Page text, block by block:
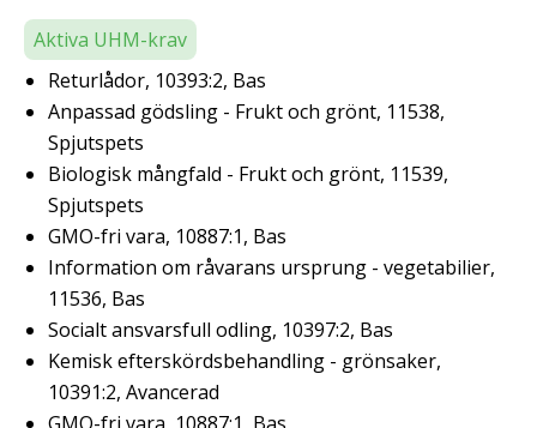
Aktiva UHM-krav
Returlådor, 10393:2, Bas
Anpassad gödsling - Frukt och grönt, 11538,
Spjutspets
Biologisk mångfald - Frukt och grönt, 11539,
Spjutspets
GMO-fri vara, 10887:1, Bas
Information om råvarans ursprung - vegetabilier,
11536, Bas
Socialt ansvarsfull odling, 10397:2, Bas
Kemisk efterskördsbehandling - grönsaker,
10391:2, Avancerad